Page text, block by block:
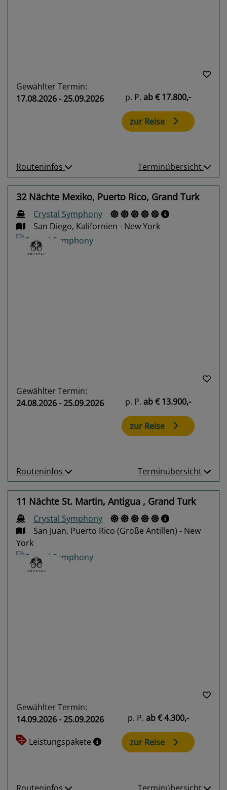
Gewählter Termin:
17.08.2026 - 25.09.2026
p. P. ab€ 17.800,-
zur Reise
Routeninfos Terminübersicht
32 Nächte Mexiko, Puerto Rico, Grand Turk
Crystal Symphony
San Diego, Kalifornien - New York
Gewählter Termin:
24.08.2026 - 25.09.2026
p. P. ab€ 13.900,-
zur Reise
Routeninfos Terminübersicht
11 Nächte St. Martin, Antigua , Grand Turk
Crystal Symphony
San Juan, Puerto Rico (Große Antillen) - New
York
Gewählter Termin:
14.09.2026 - 25.09.2026
Leistungspakete
p. P. ab€ 4.300,-
zur Reise